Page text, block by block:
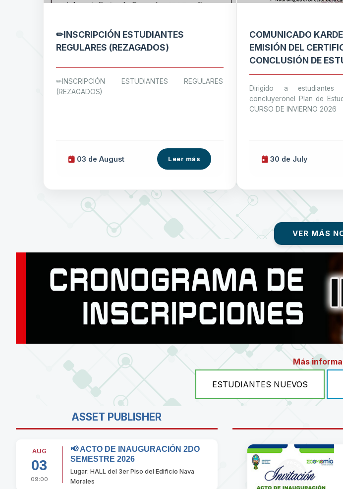
✏INSCRIPCIÓN ESTUDIANTES
REGULARES (REZAGADOS)
✏INSCRIPCIÓN ESTUDIANTES REGULARES
(REZAGADOS)
03 deAugust Leer más
COMUNICADO
EMISIÓN DEL
CONCLUSIÓN DE
Dirigido a
concluyeronel Plan de
CURSO DE INVIERNO 2026
30 de July
VER MÁS
Más
ESTUDIANTES NUEVOS
ASSET PUBLISHER
AUG
03
09:00
📢 ACTO DE INAUGURACIÓN 2DO
SEMESTRE 2026
Lugar: HALL del 3er Piso del Edificio Nava
Morales